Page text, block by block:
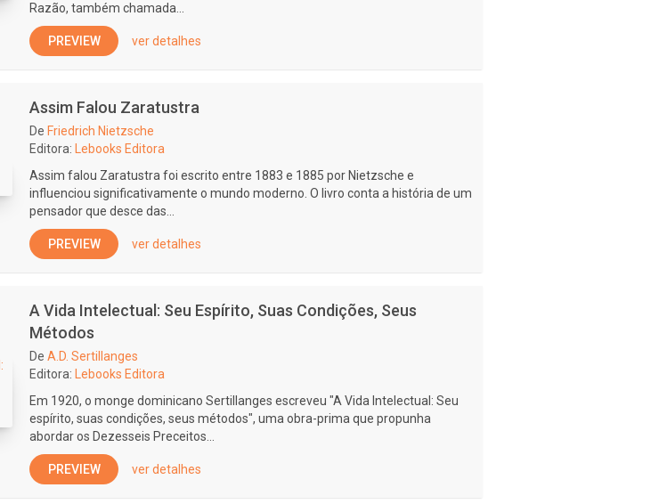
Razão, também chamada...
PREVIEW ver detalhes
Assim Falou Zaratustra
De Friedrich Nietzsche
Editora:
Lebooks Editora
Assim falou Zaratustra foi escrito entre 1883 e 1885 por Nietzsche e
influenciou significativamente o mundo moderno. O livro conta a história de um
pensador que desce das...
PREVIEW ver detalhes
A Vida Intelectual: Seu Espírito, Suas Condições, Seus
Métodos
De A.D. Sertillanges
Editora:
Lebooks Editora
Em 1920, o monge dominicano Sertillanges escreveu "A Vida Intelectual: Seu
espírito, suas condições, seus métodos", uma obra-prima que propunha
abordar os Dezesseis Preceitos...
PREVIEW ver detalhes